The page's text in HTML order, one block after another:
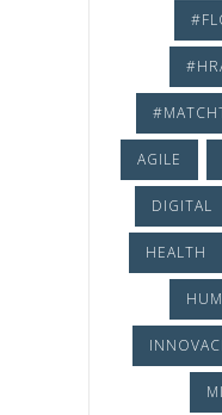
AGILE
DIGITAL
HEALTH